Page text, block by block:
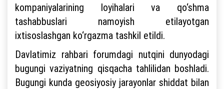
kompaniyalarining loyihalari va qo‘shma
tashabbuslari namoyish etilayotgan
ixtisoslashgan ko‘rgazma tashkil etildi.
Davlatimiz rahbari forumdagi nutqini dunyodagi
bugungi vaziyatning qisqacha tahlilidan boshladi.
Bugungi kunda geosiyosiy jarayonlar shiddat bilan